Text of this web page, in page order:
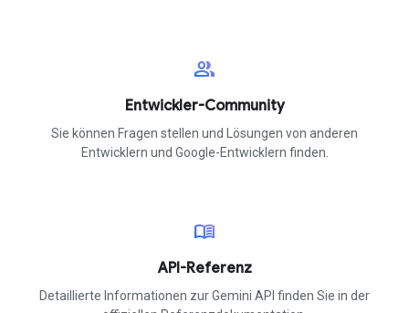
group
Entwickler-Community
Sie können Fragen stellen und Lösungen von anderen
Entwicklern und Google-Entwicklern finden.
menu_book
API-Referenz
Detaillierte Informationen zur Gemini API finden Sie in der